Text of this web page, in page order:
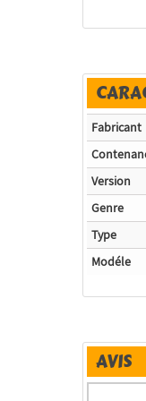
Fabricant
Version
Genre
Type
Modéle
AVIS